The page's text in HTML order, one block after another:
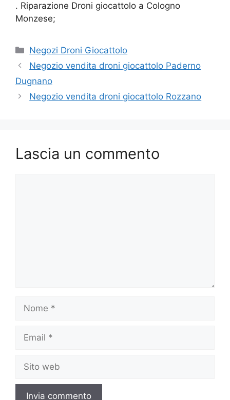
. Riparazione Droni giocattolo a Cologno
Monzese;
Categorie
Negozi Droni Giocattolo
Negozio vendita droni giocattolo Paderno
Dugnano
Negozio vendita droni giocattolo Rozzano
Lascia un commento
Nome
Email
Sito
web